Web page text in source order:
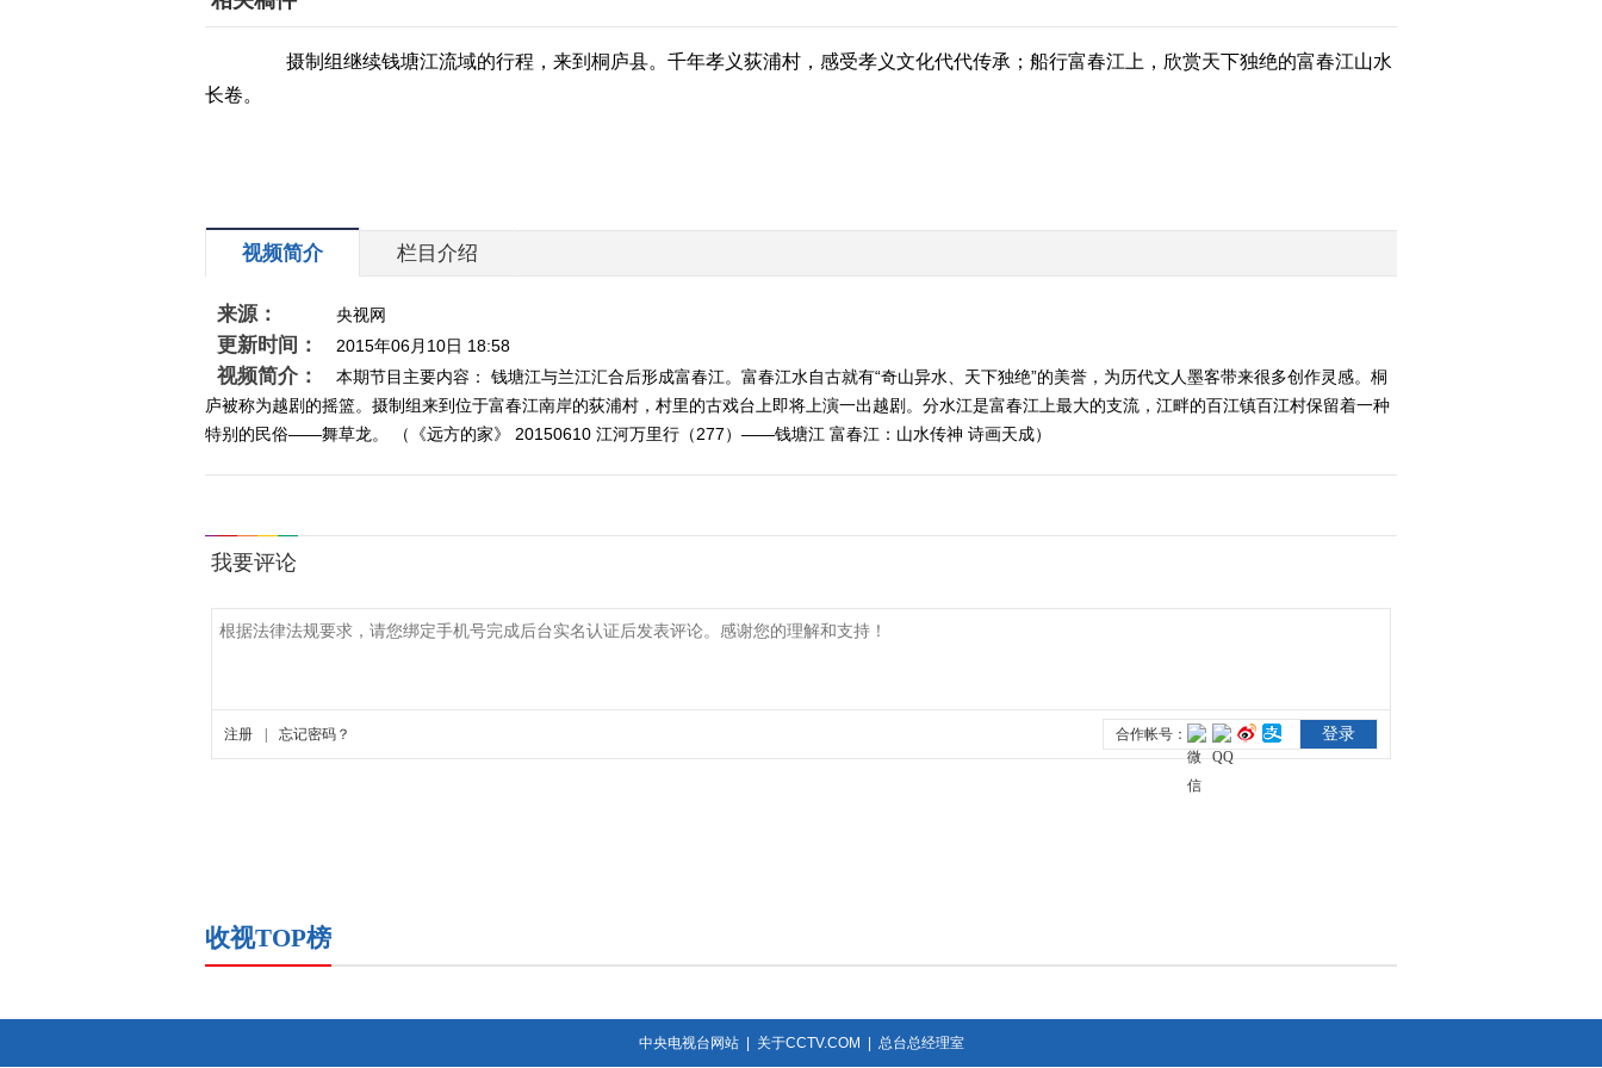
摄制组继续钱塘江流域的行程，来到桐庐县。千年孝义荻浦村，感受孝义文化代代传承；船行富春江上，欣赏天下独绝的富春江山水
长卷。
视频简介 栏目介绍
来源： 央视网
更新时间： 2015年06月10日 18:58
视频简介：
本期节目主要内容： 钱塘江与兰江汇合后形成富春江。富春江水自古就有“奇山异水、天下独绝”的美誉，为历代文人墨客带来很多创作灵感。桐
庐被称为越剧的摇篮。摄制组来到位于富春江南岸的荻浦村，村里的古戏台上即将上演一出越剧。分水江是富春江上最大的支流，江畔的百江镇百江村保留着一种
特别的民俗——舞草龙。 （《远方的家》 20150610 江河万里行（277）——钱塘江 富春江：山水传神 诗画天成）
收视TOP榜
中央电视台网站| 关于CCTV.COM 总台总经理室